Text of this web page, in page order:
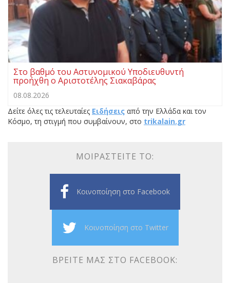
Στο βαθμό του Αστυνομικού Υποδιευθυντή
προήχθη ο Αριστοτέλης Σιακαβάρας
08.08.2026
Δείτε όλες τις τελευταίες Ειδήσεις από την Ελλάδα και τον
Κόσμο, τη στιγμή που συμβαίνουν, στο trikalain.gr
ΜΟΙΡΑΣΤΕΊΤΕ ΤΟ:
Κοινοποίηση στο Facebook
Κοινοποίηση στο Twitter
ΒΡΕΊΤΕ ΜΑΣ ΣΤΟ FACEBOOK: